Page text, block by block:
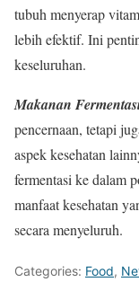
tubuh menyerap
lebih efektif. Ini
keseluruhan.
Makanan
pencernaan, tetapi
aspek kesehatan
fermentasi ke dalam
manfaat kesehatan
secara menyeluruh.
Categories: Food,